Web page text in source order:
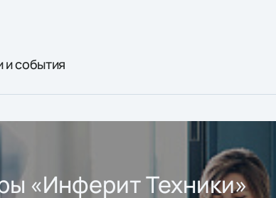
и события
«Инферит Техники»